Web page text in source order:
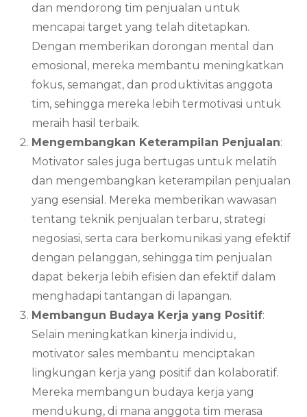
dan mendorong tim penjualan untuk
mencapai target yang telah ditetapkan.
Dengan memberikan dorongan mental dan
emosional, mereka membantu meningkatkan
fokus, semangat, dan produktivitas anggota
tim, sehingga mereka lebih termotivasi untuk
meraih hasil terbaik.
Mengembangkan Keterampilan Penjualan:
Motivator sales juga bertugas untuk melatih
dan mengembangkan keterampilan penjualan
yang esensial. Mereka memberikan wawasan
tentang teknik penjualan terbaru, strategi
negosiasi, serta cara berkomunikasi yang efektif
dengan pelanggan, sehingga tim penjualan
dapat bekerja lebih efisien dan efektif dalam
menghadapi tantangan di lapangan.
Membangun Budaya Kerja yang Positif:
Selain meningkatkan kinerja individu,
motivator sales membantu menciptakan
lingkungan kerja yang positif dan kolaboratif.
Mereka membangun budaya kerja yang
mendukung, di mana anggota tim merasa